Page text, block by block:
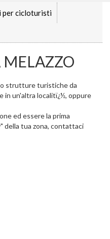
per cicloturisti
MELAZZO
strutture turistiche da
in un'altra localitï¿½, oppure
ed essere la prima
tua zona, contattaci